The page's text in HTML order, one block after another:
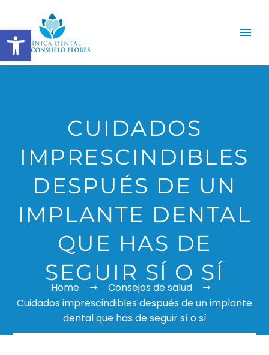
CUIDADOS
IMPRESCINDIBLES
DESPUÉS DE UN
IMPLANTE DENTAL
QUE HAS DE
SEGUIR SÍ O SÍ
Home
Consejos de salud
Cuidados imprescindibles después de un implante
dental que has de seguir sí o sí
Abrir barra de herramientas